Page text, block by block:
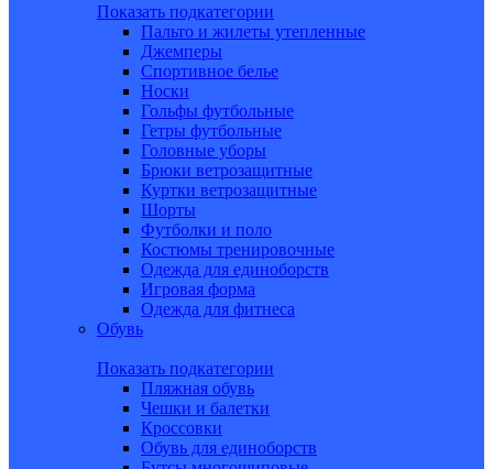
Показать подкатегории
Пальто и жилеты утепленные
Джемперы
Спортивное белье
Носки
Гольфы футбольные
Гетры футбольные
Головные уборы
Брюки ветрозащитные
Куртки ветрозащитные
Шорты
Футболки и поло
Костюмы тренировочные
Одежда для единоборств
Игровая форма
Одежда для фитнеса
Обувь
Показать подкатегории
Пляжная обувь
Чешки и балетки
Кроссовки
Обувь для единоборств